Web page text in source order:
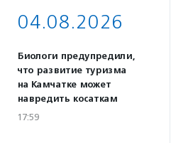
04.08.2026
Биологи предупредили,
что развитие туризма
на Камчатке может
навредить косаткам
17:59